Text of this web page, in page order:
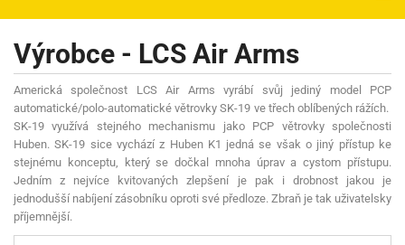
OPTIKA
STŘELIVO
PŘÍSLUŠENSTVÍ
DETEKTORY KOVŮ
KONTAKTY
Výrobce - LCS Air Arms
Americká společnost LCS Air Arms vyrábí svůj jediný model PCP
automatické/polo-automatické větrovky SK-19 ve třech oblíbených rážích.
SK-19 využívá stejného mechanismu jako PCP větrovky společnosti
Huben. SK-19 sice vychází z Huben K1 jedná se však o jiný přístup ke
stejnému konceptu, který se dočkal mnoha úprav a cystom přístupu.
Jedním z nejvíce kvitovaných zlepšení je pak i drobnost jakou je
jednodušší nabíjení zásobníku oproti své předloze. Zbraň je tak uživatelsky
příjemnější.